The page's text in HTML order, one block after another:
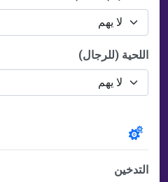
اللحية (للرجال)
التدخين